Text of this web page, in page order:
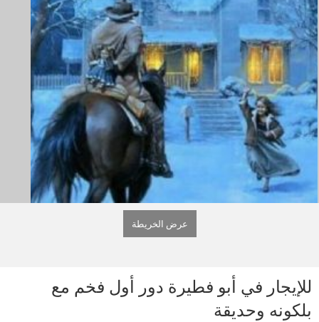
فلسطين
قطر
سوريا
تونس
تركيا
عرض الخريطة
للإيجار في أبو فطيرة دور أول فخم مع
بلكونه وحديقة